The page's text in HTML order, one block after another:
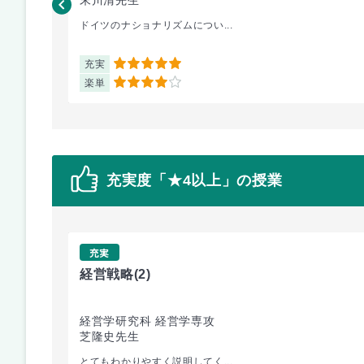
ドイツのナショナリズムについ...
充実 5
楽単 4
充実度「★4以上」の授業
充実
経営戦略(2)
経営学研究科 経営学専攻
芝隆史先生
とてもわかりやすく説明してく...